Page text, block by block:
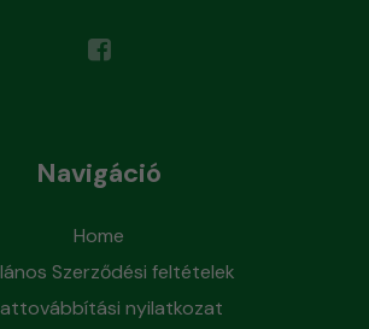
Navigáció
Home
Szerződési feltételek
nyilatkozat